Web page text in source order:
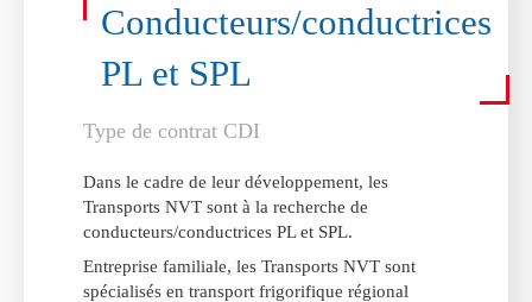
Conducteurs/conductrices
PL et SPL
Type de contrat CDI
Dans le cadre de leur développement, les
Transports NVT sont à la recherche de
conducteurs/conductrices PL et SPL.
Entreprise familiale, les Transports NVT sont
spécialisés en transport frigorifique régional